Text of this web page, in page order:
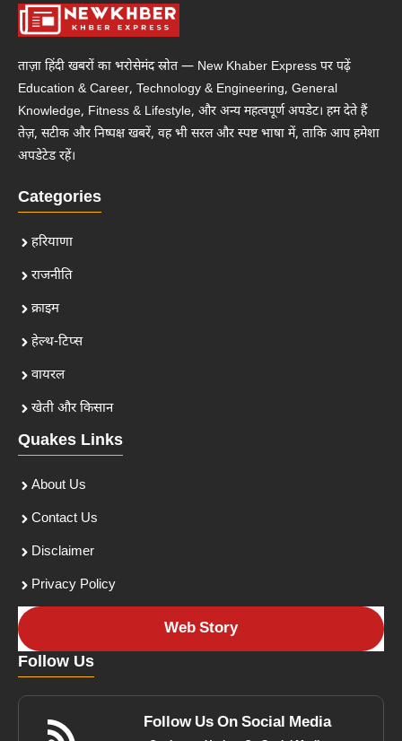
ताज़ा हिंदी खबरों का भरोसेमंद स्रोत — New Khaber Express पर पढ़ें
Education & Career, Technology & Engineering, General
Knowledge, Fitness & Lifestyle, और अन्य महत्वपूर्ण अपडेट। हम देते हैं
तेज़, सटीक और निष्पक्ष खबरें, वह भी सरल और स्पष्ट भाषा में, ताकि आप हमेशा
अपडेटेड रहें।
Categories
हरियाणा
राजनीति
क्राइम
हेल्थ-टिप्स
वायरल
खेती और किसान
Quakes Links
About Us
Contact Us
Disclaimer
Privacy Policy
Web Story
Follow Us
Follow Us On Social Media